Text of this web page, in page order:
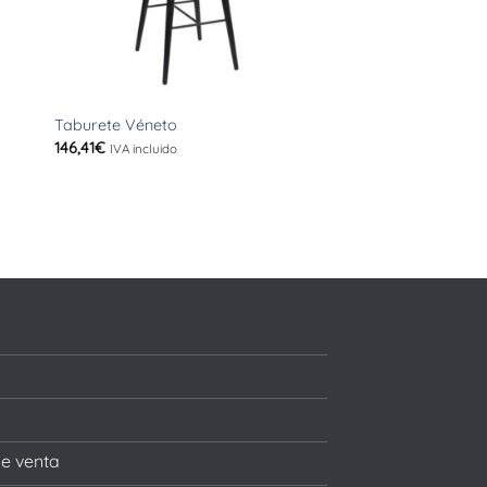
Taburete Véneto
146,41€ IVA incluido
venta